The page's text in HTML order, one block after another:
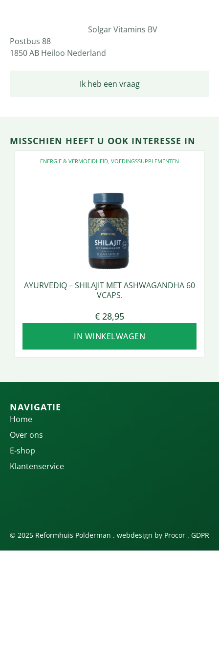
Ik heb een vraag
Solgar Vitamins BV
Postbus 88
1850 AB Heiloo Nederland
MISSCHIEN HEEFT U OOK INTERESSE IN
ENERGIE & VERMOEIDHEID, VOEDINGSSUPPLEMENTEN
AYURVEDIQ – SHILAJIT MET ASHWAGANDHA 60
VCAPS.
€ 28,95
IN WINKELWAGEN
NAVIGATIE
Home
Over ons
E-shop
Klantenservice
© 2025 Reformhuis Polderman . webdesign by Procor . GDPR